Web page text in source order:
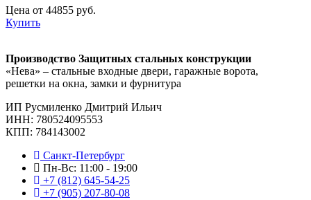
Цена от 44855 руб.
Купить
Производство Защитных стальных конструкции
«Нева» – стальные входные двери, гаражные ворота,
решетки на окна, замки и фурнитура
ИП Русмиленко Дмитрий Ильич
ИНН: 780524095553
КПП: 784143002
Санкт-Петербург
Пн-Вс: 11:00 - 19:00
+7 (812) 645-54-25
+7 (905) 207-80-08